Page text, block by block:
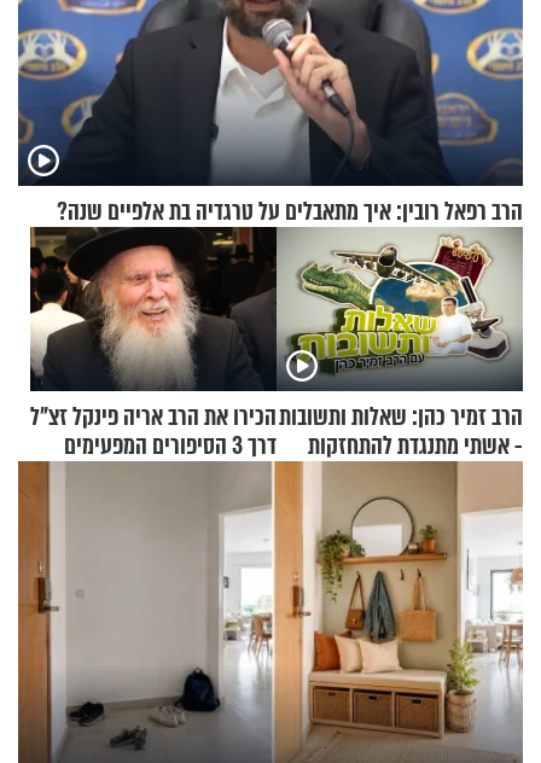
הרב רפאל רובין: איך מתאבלים על טרגדיה בת אלפיים שנה?
הרב זמיר כהן: שאלות ותשובות
- אשתי מתנגדת להתחזקות
הכירו את הרב אריה פינקל זצ"ל
דרך 3 הסיפורים המפעימים